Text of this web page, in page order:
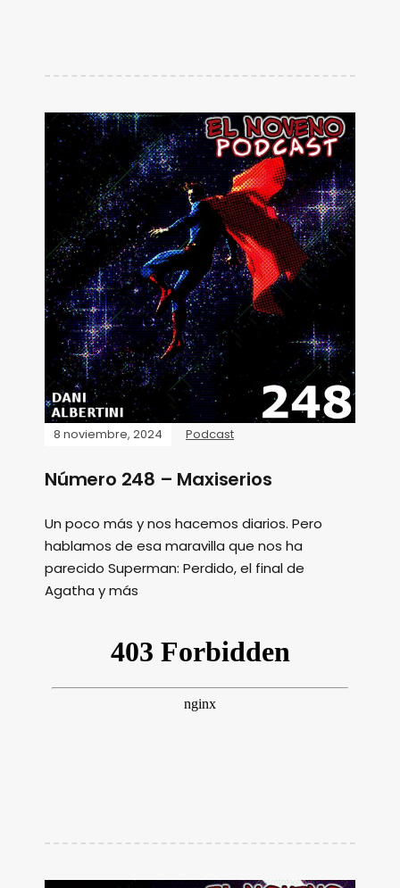
8 noviembre, 2024 Podcast
Número 248 – Maxiserios
Un poco más y nos hacemos diarios. Pero
hablamos de esa maravilla que nos ha
parecido Superman: Perdido, el final de
Agatha y más